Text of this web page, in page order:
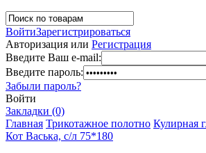
ВойтиЗарегистрироваться
Авторизация или Регистрация
Введите Ваш e-mail:
Введите пароль:
Забыли пароль?
Войти
Закладки (0)
Главная Трикотажное полотно Кулирная
Кот Васька, с/л 75*180